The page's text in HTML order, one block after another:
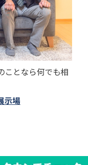
ことなら何でも相
示場